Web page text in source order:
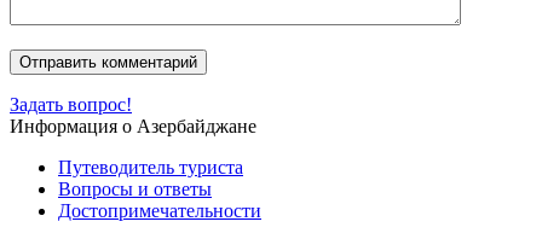
Задать вопрос!
Информация о Азербайджане
Путеводитель туриста
Вопросы и ответы
Достопримечательности